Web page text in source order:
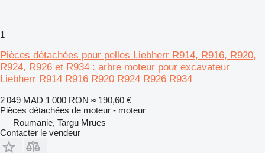
1
Pièces détachées pour pelles Liebherr R914, R916, R920,
R924, R926 et R934 : arbre moteur pour excavateur
Liebherr R914 R916 R920 R924 R926 R934
2 049 MAD 1 000 RON ≈ 190,60 €
Pièces détachées de moteur - moteur
Roumanie, Targu Mrues
Contacter le vendeur